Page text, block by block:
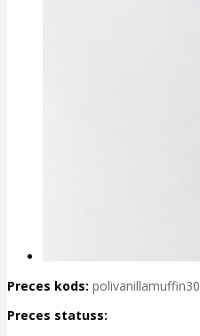
Preces kods: polivanillamuffin30
Preces statuss: